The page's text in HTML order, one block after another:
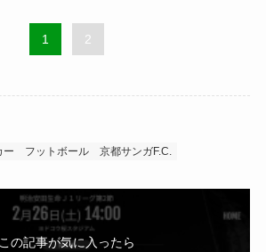
1 2
ー フットボール 京都サンガF.C.
この記事が気に入ったら